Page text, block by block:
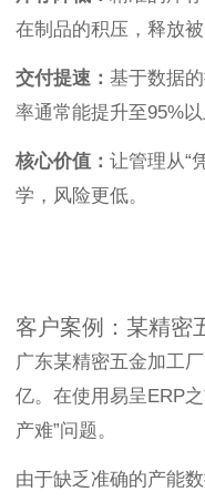
在制品的积压，释放被
交付提速： 基于数据
率通常能提升至95%以
核心价值： 让管理从“
学，风险更低。
客户案例：某精密
广东某精密五金加工
亿。在使用易呈ERP
产难”问题。
由于缺乏准确的产能